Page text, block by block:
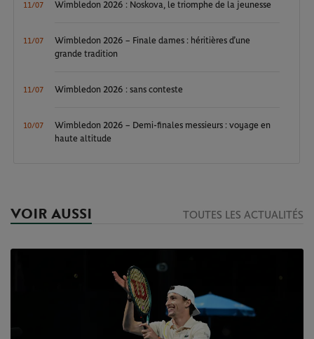
11/07 Wimbledon 2026 : Noskova, le triomphe de la jeunesse
11/07
Wimbledon 2026 – Finale dames : héritières d’une
grande tradition
11/07 Wimbledon 2026 : sans conteste
10/07
Wimbledon 2026 – Demi-finales messieurs : voyage en
haute altitude
VOIR AUSSI TOUTES LES ACTUALITÉS